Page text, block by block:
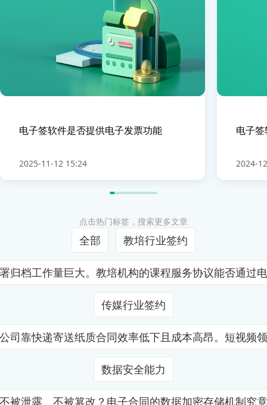
电子签软件是否提供电子发票功能
2025-11-12 15:24
电子
2024-
点击热门标签，搜索更多文章
全部 教培行业签约
归档工作量巨大。教培机构的课程服务协议能否通过
传媒行业签约
司靠快递寄送纸质合同效率低下且成本高昂。短视频
数据安全能力
被泄露、不被篡改？电子合同的数据加密存储机制究